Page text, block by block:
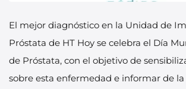
El mejor diagnóstico en la Unidad de
Próstata de HT Hoy se celebra el Día
de Próstata, con el objetivo de
sobre esta enfermedad e informar de